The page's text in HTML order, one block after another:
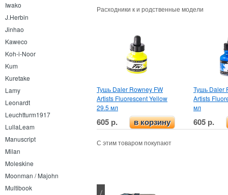
Iwako
J.Herbin
Jinhao
Kaweco
Koh-i-Noor
Kum
Kuretake
Lamy
Leonardt
Leuchtturm1917
LullaLeam
Manuscript
Milan
Moleskine
Moonman / Majohn
Multibook
Расходники к и родственные модели
Тушь Daler Rowney FW
Artists Fluorescent Yellow
29.5 мл
605 р. в корзину
Тушь Daler
Artists
мл
605 р.
С этим товаром покупают